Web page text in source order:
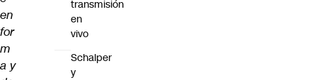
en
for
m
a y
transmisión
en
vivo
Schalper
y